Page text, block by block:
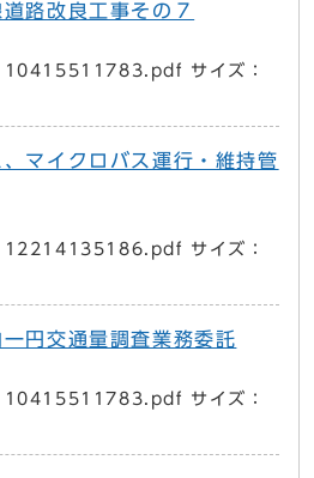
路改良工事その７
サイズ：
マイクロバス運行・維持管
サイズ：
円交通量調査業務委託
サイズ：